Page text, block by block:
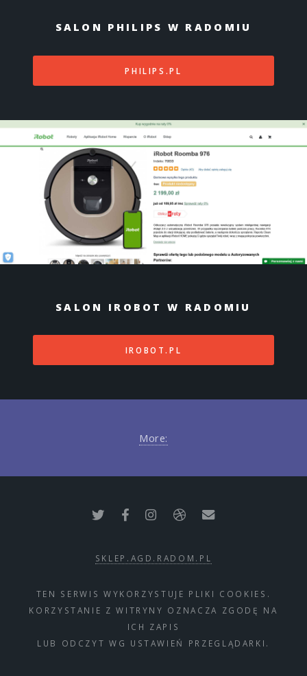
SALON PHILIPS W RADOMIU
PHILIPS.PL
SALON IROBOT W RADOMIU
IROBOT.PL
More:
SKLEP.AGD.RADOM.PL
TEN SERWIS WYKORZYSTUJE PLIKI COOKIES.
KORZYSTANIE Z WITRYNY OZNACZA ZGODĘ NA
ICH ZAPIS
LUB ODCZYT WG USTAWIEŃ PRZEGLĄDARKI.